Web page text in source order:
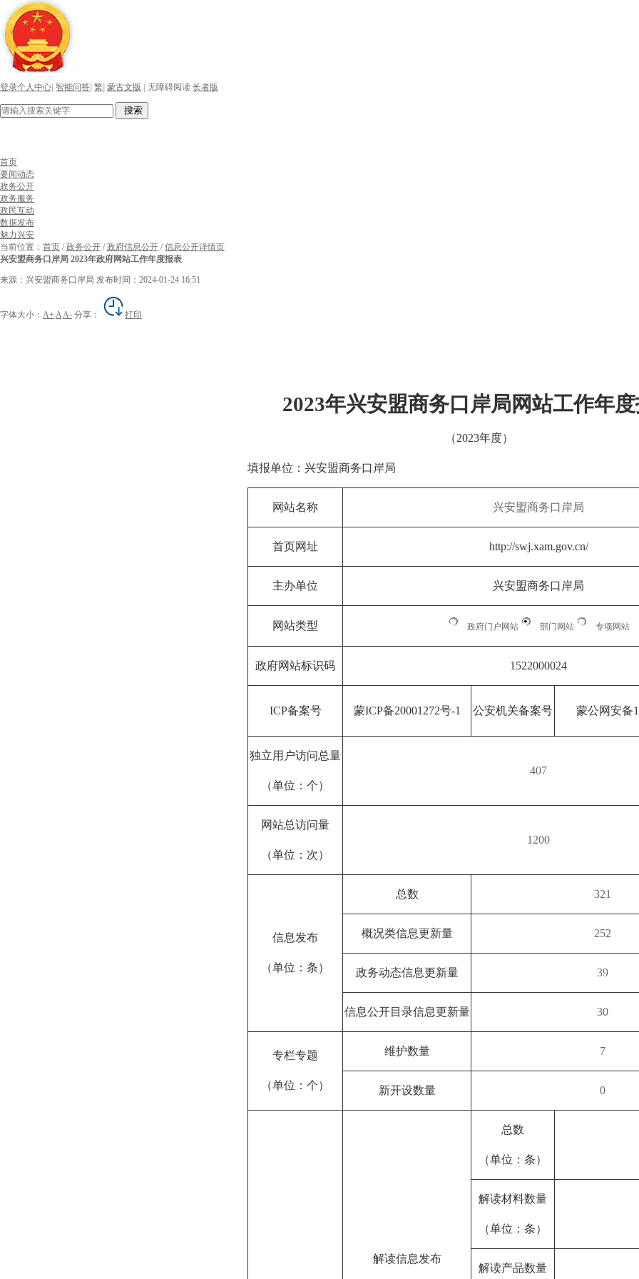
登录个人中心 智能问答 繁 蒙古文版 无障碍阅读 长者版
搜索
首页
要闻动态
政务公开
政务服务
政民互动
数据发布
魅力兴安
当前位置： 首页 /政务公开 /政府信息公开 /信息公开详情页
兴安盟商务口岸局 2023年政府网站工作年度报表
来源：兴安盟商务口岸局 发布时间：2024-01-24 16:51
字体大小： A+ AA- 分享： 打印
2023年兴安盟商务口岸局 网站工作年
（2023年度）
填报单位： 兴安盟商务口岸局
网站名称 兴安盟商务口岸局
首页网址 http://swj.xam.gov.cn/
主办单位 兴安盟商务口岸局
网站类型 政府门户网站 部门网站 专项网站
政府网站标识码 1522000024
ICP备案号 蒙ICP备20001272号-1 公安机关备案号 蒙公网安备
独立用户访问总量
（单位：个）
407
网站总访问量
（单位：次）
1200
信息发布
（单位：条）
总数 321
概况类信息更新量 252
政务动态信息更新量 39
信息公开目录信息更新量 30
专栏专题
（单位：个）
维护数量 7
新开设数量 0
解读信息发布
总数
（单位：条）
解读材料数量
（单位：条）
解读产品数量